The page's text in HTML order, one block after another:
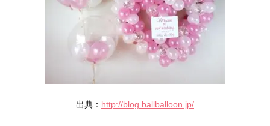
出典： http://blog.ballballoon.jp/